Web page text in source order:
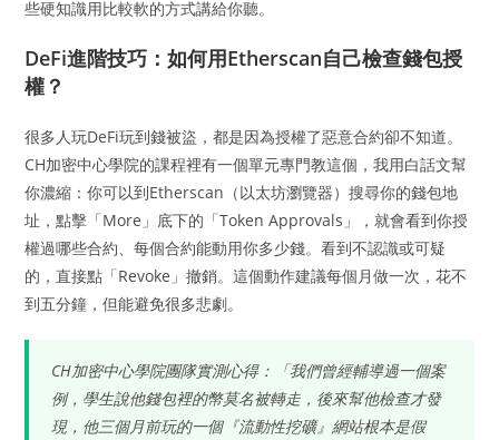
些硬知識用比較軟的方式講給你聽。
DeFi進階技巧：如何用Etherscan自己檢查錢包授
權？
很多人玩DeFi玩到錢被盜，都是因為授權了惡意合約卻不知道。
CH加密中心學院的課程裡有一個單元專門教這個，我用白話文幫
你濃縮：你可以到Etherscan（以太坊瀏覽器）搜尋你的錢包地
址，點擊「More」底下的「Token Approvals」，就會看到你授
權過哪些合約、每個合約能動用你多少錢。看到不認識或可疑
的，直接點「Revoke」撤銷。這個動作建議每個月做一次，花不
到五分鐘，但能避免很多悲劇。
CH加密中心學院團隊實測心得：「我們曾經輔導過一個案
例，學生說他錢包裡的幣莫名被轉走，後來幫他檢查才發
現，他三個月前玩的一個『流動性挖礦』網站根本是假